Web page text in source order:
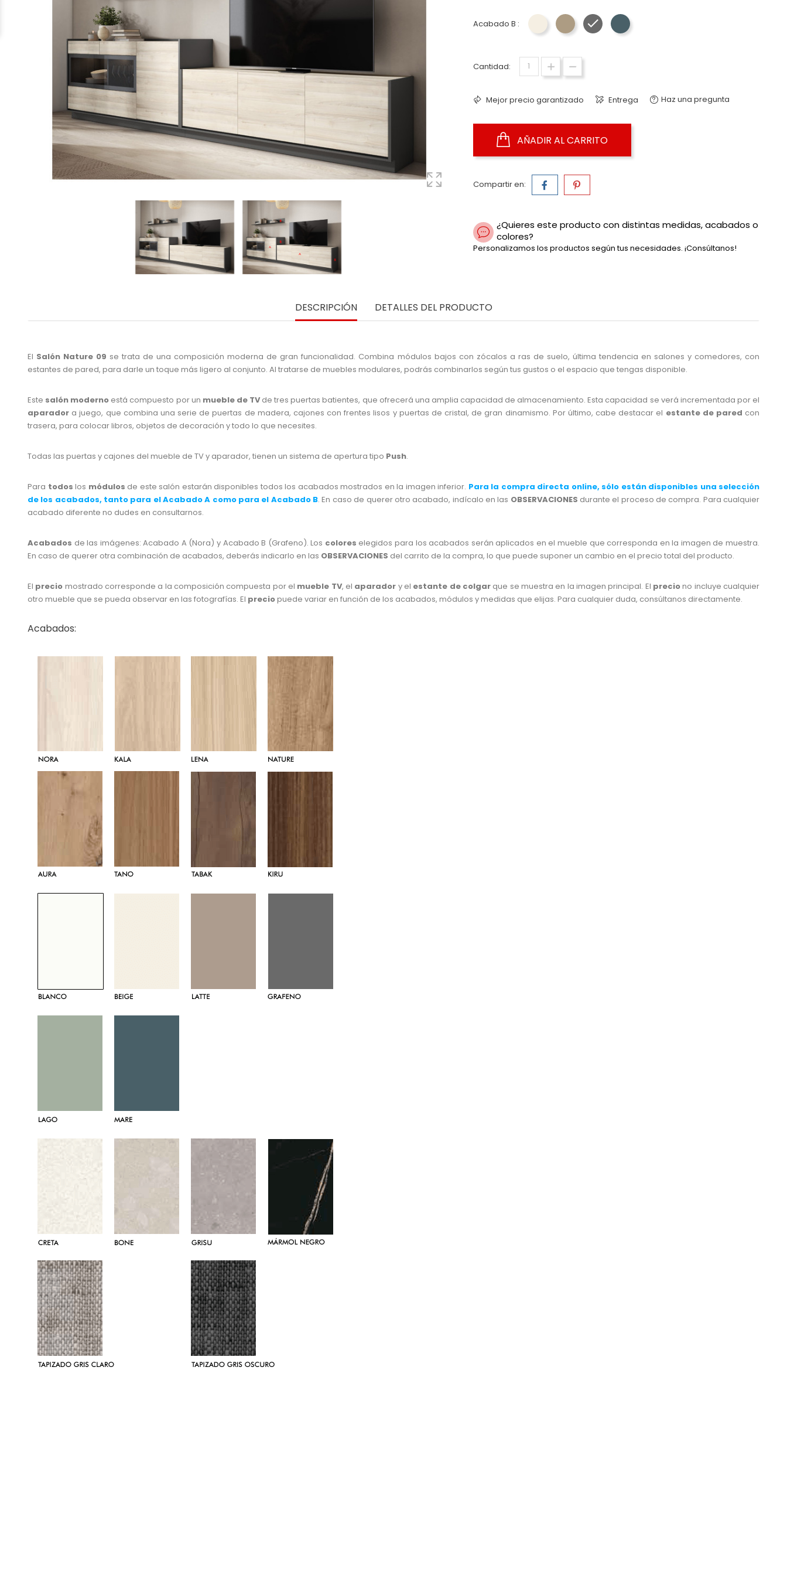
Acabado B : Beige - Torga Nativ
Latte - Torga Nativ
Grafeno - Torga Nativ
Mare - Torga Nativ
Cantidad:
Mejor precio garantizado Entrega Haz una pregunta
AÑADIR AL CARRITO
Compartir en:
¿Quieres este producto con distintas medidas, acabados o
colores?
Personalizamos los productos según tus necesidades. ¡Consúltanos!
DESCRIPCIÓN DETALLES DEL PRODUCTO
El Salón Nature 09 se trata de una composición moderna de gran funcionalidad. Combina módulos bajos con zócalos a ras de suelo, última tendencia en salones y comedores, con
estantes de pared, para darle un toque más ligero al conjunto. Al tratarse de muebles modulares, podrás combinarlos según tus gustos o el espacio que tengas disponible.
Este salón moderno está compuesto por un mueble de TVde tres puertas batientes, que ofrecerá una amplia capacidad de almacenamiento. Esta capacidad se verá incrementada por el
aparador a juego, que combina una serie de puertas de madera, cajones con frentes lisos y puertas de cristal, de gran dinamismo. Por último, cabe destacar el estante de pared con
trasera, para colocar libros, objetos de decoración y todo lo que necesites.
Todas las puertas y cajones del mueble de TV y aparador, tienen un sistema de apertura tipo Push.
Para todos los módulos de este salón estarán disponibles todos los acabados mostrados en la imagen inferior. Para la compra directa online, sólo están disponibles una selección
de los acabados, tanto para el Acabado A como para el Acabado B. En caso de querer otro acabado, indícalo en las OBSERVACIONES durante el proceso de compra. Para cualquier
acabado diferente no dudes en consultarnos.
Acabados de las imágenes: Acabado A (Nora) y Acabado B (Grafeno). Los colores elegidos para los acabados serán aplicados en el mueble que corresponda en la imagen de muestra.
En caso de querer otra combinación de acabados, deberás indicarlo en las OBSERVACIONES del carrito de la compra, lo que puede suponer un cambio en el precio total del producto.
El precio mostrado corresponde a la composición compuesta por el mueble TV, el aparador y el estante de colgar que se muestra en la imagen principal. El preciono incluye cualquier
otro mueble que se pueda observar en las fotografías. El preciopuede variar en función de los acabados, módulos y medidas que elijas. Para cualquier duda, consúltanos directamente.
Acabados: